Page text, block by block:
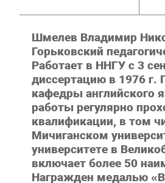
Шмелев Владимир
Горьковский
Работает в ННГУ с 3
диссертацию в 1976 г.
кафедры английского
работы регулярно
квалификации, в том
Мичиганском
университете в
включает более 50
Награжден медалью